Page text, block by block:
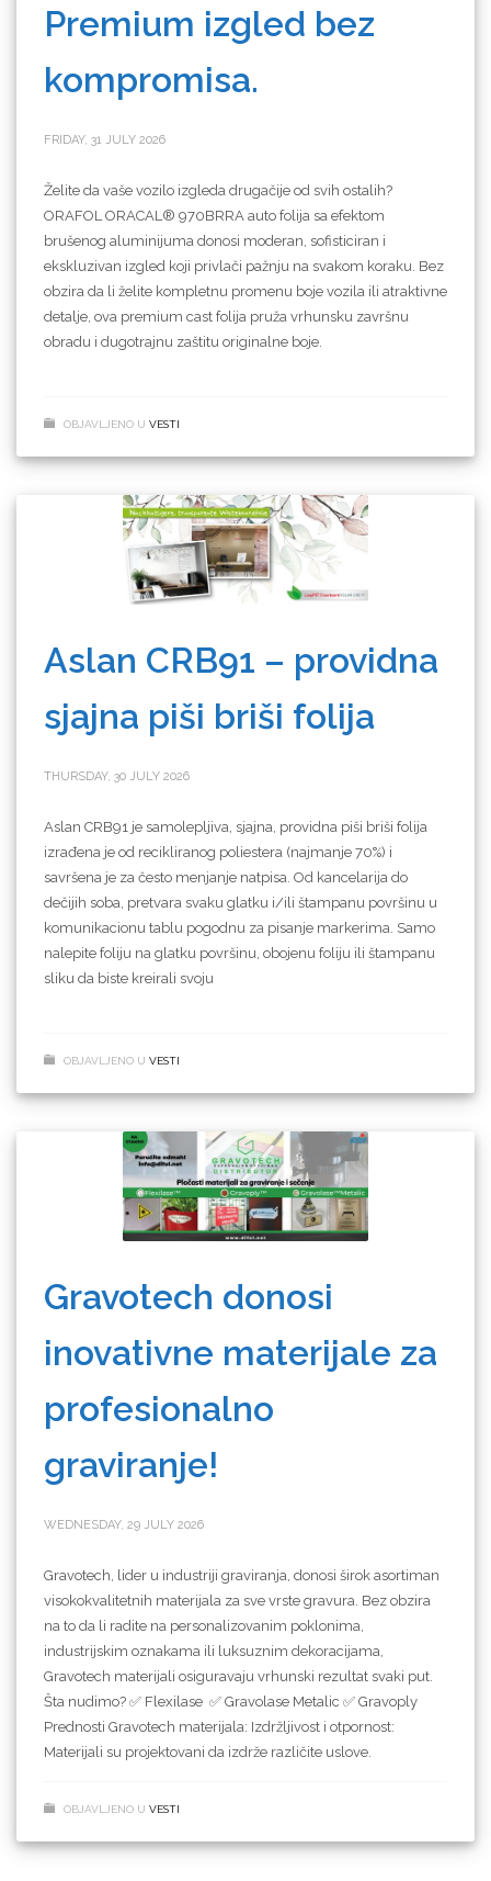
Premium izgled bez
kompromisa.
FRIDAY, 31 JULY 2026
Želite da vaše vozilo izgleda drugačije od svih ostalih?
ORAFOL ORACAL® 970BRRA auto folija sa efektom
brušenog aluminijuma donosi moderan, sofisticiran i
ekskluzivan izgled koji privlači pažnju na svakom koraku. Bez
obzira da li želite kompletnu promenu boje vozila ili atraktivne
detalje, ova premium cast folija pruža vrhunsku završnu
obradu i dugotrajnu zaštitu originalne boje.
OBJAVLJENO U VESTI
Aslan CRB91 – providna
sjajna piši briši folija
THURSDAY, 30 JULY 2026
Aslan CRB91 je samolepljiva, sjajna, providna piši briši folija
izrađena je od recikliranog poliestera (najmanje 70%) i
savršena je za često menjanje natpisa. Od kancelarija do
dečijih soba, pretvara svaku glatku i/ili štampanu površinu u
komunikacionu tablu pogodnu za pisanje markerima. Samo
nalepite foliju na glatku površinu, obojenu foliju ili štampanu
sliku da biste kreirali svoju
OBJAVLJENO U VESTI
Gravotech donosi
inovativne materijale za
profesionalno
graviranje!
WEDNESDAY, 29 JULY 2026
Gravotech, lider u industriji graviranja, donosi širok asortiman
visokokvalitetnih materijala za sve vrste gravura. Bez obzira
na to da li radite na personalizovanim poklonima,
industrijskim oznakama ili luksuznim dekoracijama,
Gravotech materijali osiguravaju vrhunski rezultat svaki put.
Šta nudimo? ✅ Flexilase ✅ Gravolase Metalic ✅ Gravoply
Prednosti Gravotech materijala: Izdržljivost i otpornost:
Materijali su projektovani da izdrže različite uslove.
OBJAVLJENO U VESTI